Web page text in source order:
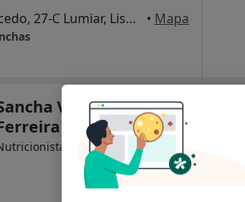
R. Luís Pastor Macedo, 27-C Lumiar, Lisboa • Mapa
Vasques